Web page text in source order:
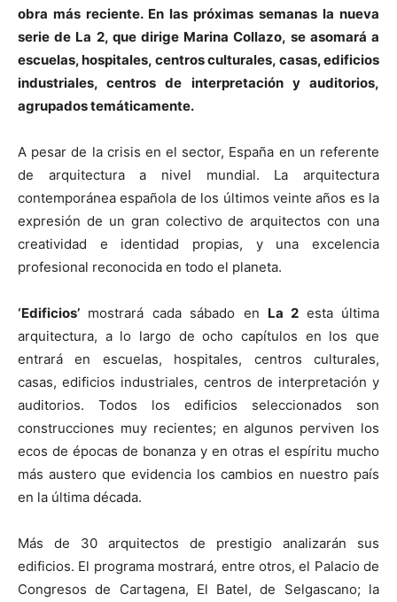
obra más reciente. En las próximas semanas la nueva
serie de La 2, que dirige Marina Collazo, se asomará a
escuelas, hospitales, centros culturales, casas, edificios
industriales, centros de interpretación y auditorios,
agrupados temáticamente.
A pesar de la crisis en el sector, España en un referente
de arquitectura a nivel mundial. La arquitectura
contemporánea española de los últimos veinte años es la
expresión de un gran colectivo de arquitectos con una
creatividad e identidad propias, y una excelencia
profesional reconocida en todo el planeta.
‘Edificios’ mostrará cada sábado en La 2 esta última
arquitectura, a lo largo de ocho capítulos en los que
entrará en escuelas, hospitales, centros culturales,
casas, edificios industriales, centros de interpretación y
auditorios. Todos los edificios seleccionados son
construcciones muy recientes; en algunos perviven los
ecos de épocas de bonanza y en otras el espíritu mucho
más austero que evidencia los cambios en nuestro país
en la última década.
Más de 30 arquitectos de prestigio analizarán sus
edificios. El programa mostrará, entre otros, el Palacio de
Congresos de Cartagena, El Batel, de Selgascano; la